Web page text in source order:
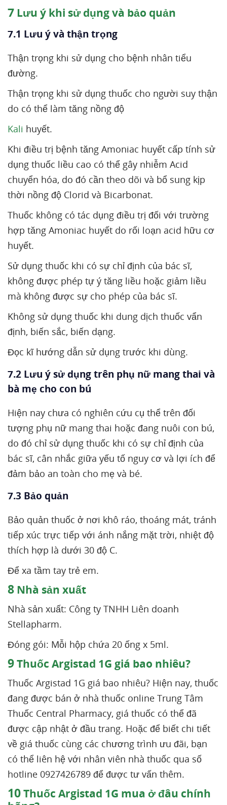
7 Lưu ý khi sử dụng và bảo quản
7.1 Lưu ý và thận trọng
Thận trọng khi sử dụng cho bệnh nhân tiểu
đường.
Thận trọng khi sử dụng thuốc cho người suy thận
do có thể làm tăng nồng độ
Kali huyết.
Khi điều trị bệnh tăng Amoniac huyết cấp tính sử
dụng thuốc liều cao có thể gây nhiễm Acid
chuyển hóa, do đó cần theo dõi và bổ sung kịp
thời nồng độ Clorid và Bicarbonat.
Thuốc không có tác dụng điều trị đối với trường
hợp tăng Amoniac huyết do rối loạn acid hữu cơ
huyết.
Sử dụng thuốc khi có sự chỉ định của bác sĩ,
không được phép tự ý tăng liều hoặc giảm liều
mà không được sự cho phép của bác sĩ.
Không sử dụng thuốc khi dung dịch thuốc vẩn
định, biến sắc, biến dạng.
Đọc kĩ hướng dẫn sử dụng trước khi dùng.
7.2 Lưu ý sử dụng trên phụ nữ mang thai và
bà mẹ cho con bú
Hiện nay chưa có nghiên cứu cụ thể trên đối
tượng phụ nữ mang thai hoặc đang nuôi con bú,
do đó chỉ sử dụng thuốc khi có sự chỉ định của
bác sĩ, cân nhắc giữa yếu tố nguy cơ và lợi ích để
đảm bảo an toàn cho mẹ và bé.
7.3 Bảo quản
Bảo quản thuốc ở nơi khô ráo, thoáng mát, tránh
tiếp xúc trực tiếp với ánh nắng mặt trời, nhiệt độ
thích hợp là dưới 30 độ C.
Để xa tầm tay trẻ em.
8 Nhà sản xuất
Nhà sản xuất: Công ty TNHH Liên doanh
Stellapharm.
Đóng gói: Mỗi hộp chứa 20 ống x 5ml.
9Thuốc Argistad 1G giá bao nhiêu?
Thuốc Argistad 1G giá bao nhiêu? Hiện nay, thuốc
đang được bán ở nhà thuốc online Trung Tâm
Thuốc Central Pharmacy, giá thuốc có thể đã
được cập nhật ở đầu trang. Hoặc để biết chi tiết
về giá thuốc cùng các chương trình ưu đãi, bạn
có thể liên hệ với nhân viên nhà thuốc qua số
hotline 0927426789 để được tư vấn thêm.
10Thuốc Argistad 1G mua ở đâu chính